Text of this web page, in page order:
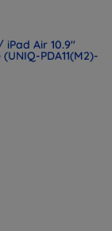
iPad Air 10.9"
PDA11(M2)-